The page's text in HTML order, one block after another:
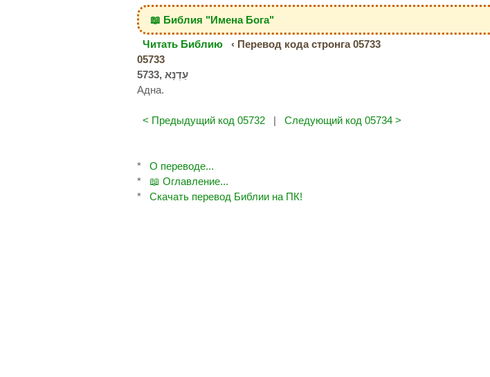
📖 Библия "Имена Бога"
Читать Библию
‹ Перевод кода стронга 05733
05733
Адна.
< Предыдущий код 05732 | Следующий код 05734 >
*
О переводе...
*
📖 Оглавление...
*
Скачать перевод Библии на ПК!